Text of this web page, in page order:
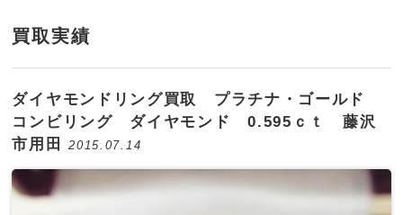
買取実績
ダイヤモンドリング買取 プラチナ・ゴールド
コンビリング ダイヤモンド 0.595ｃｔ 藤沢
市用田2015.07.14